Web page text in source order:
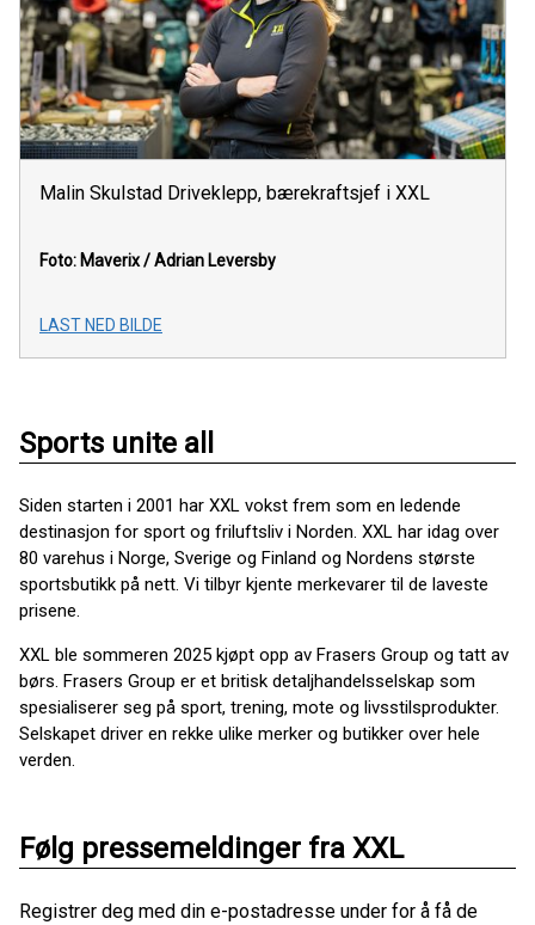
Malin Skulstad Driveklepp, bærekraftsjef i XXL
Foto: Maverix / Adrian Leversby
LAST NED BILDE
Sports unite all
Siden starten i 2001 har XXL vokst frem som en ledende
destinasjon for sport og friluftsliv i Norden. XXL har idag over
80 varehus i Norge, Sverige og Finland og Nordens største
sportsbutikk på nett. Vi tilbyr kjente merkevarer til de laveste
prisene.
XXL ble sommeren 2025 kjøpt opp av Frasers Group og tatt av
børs. Frasers Group er et britisk detaljhandelsselskap som
spesialiserer seg på sport, trening, mote og livsstilsprodukter.
Selskapet driver en rekke ulike merker og butikker over hele
verden.
Følg pressemeldinger fra XXL
Registrer deg med din e-postadresse under for å få de